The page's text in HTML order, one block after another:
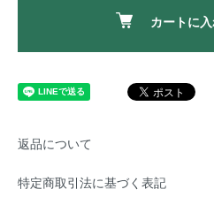
カートに
返品について
特定商取引法に基づく表記